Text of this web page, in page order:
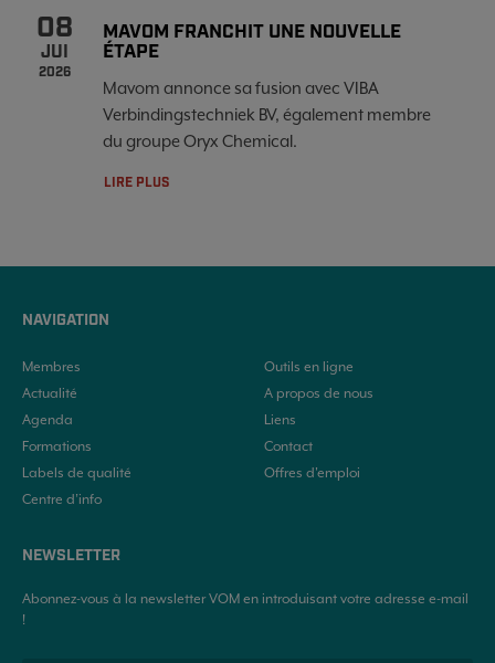
08
JUI
2026
MAVOM FRANCHIT UNE NOUVELLE
ÉTAPE
Mavom annonce sa fusion avec VIBA
Verbindingstechniek BV, également membre
du groupe Oryx Chemical.
LIRE PLUS
NAVIGATION
Membres
Actualité
Agenda
Formations
Labels de qualité
Centre d’info
Outils en ligne
A propos de nous
Liens
Contact
Offres d'emploi
NEWSLETTER
Abonnez-vous à la newsletter VOM en introduisant votre adresse e-mail
!